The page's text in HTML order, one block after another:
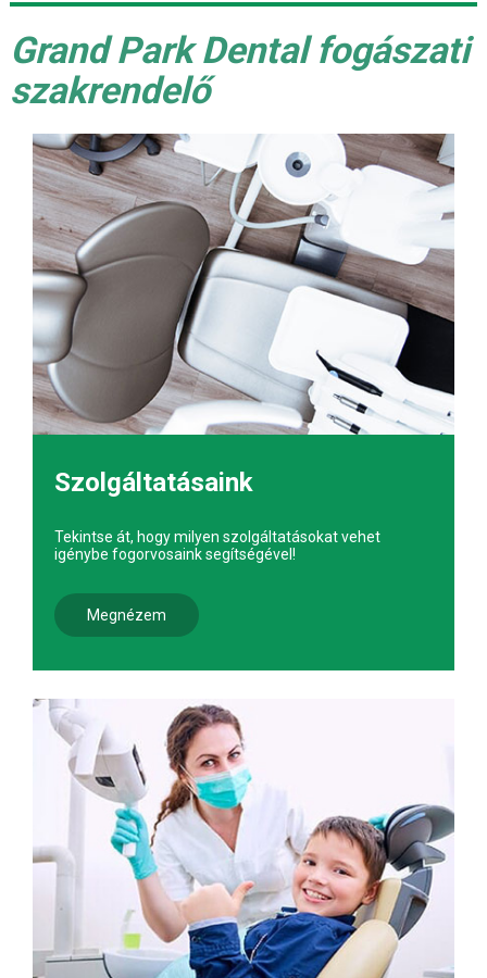
Grand Park Dental fogászati
szakrendelő
Szolgáltatásaink
Tekintse át, hogy milyen szolgáltatásokat vehet
igénybe fogorvosaink segítségével!
Megnézem